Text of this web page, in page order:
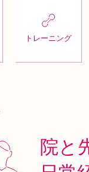
トレーニング
院と